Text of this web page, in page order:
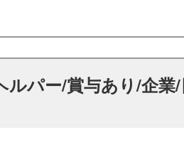
ルパー/賞与あり/企業